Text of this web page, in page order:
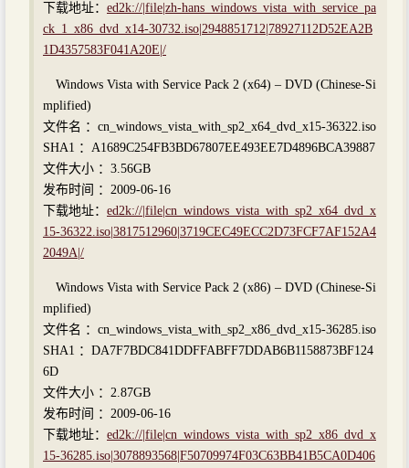
下载地址： ed2k://|file|zh-hans_windows_vista_with_service_pa
ck_1_x86_dvd_x14-30732.iso|2948851712|78927112D52EA2B
1D4357583F041A20E|/
Windows Vista with Service Pack 2 (x64) – DVD (Chinese-Si
mplified)
文件名 ：cn_windows_vista_with_sp2_x64_dvd_x15-36322.iso
SHA1 ：A1689C254FB3BD67807EE493EE7D4896BCA39887
文件大小 ：3.56GB
发布时间 ：2009-06-16
下载地址： ed2k://|file|cn_windows_vista_with_sp2_x64_dvd_x
15-36322.iso|3817512960|3719CEC49ECC2D73FCF7AF152A4
2049A|/
Windows Vista with Service Pack 2 (x86) – DVD (Chinese-Si
mplified)
文件名 ：cn_windows_vista_with_sp2_x86_dvd_x15-36285.iso
SHA1 ：DA7F7BDC841DDFFABFF7DDAB6B1158873BF124
6D
文件大小 ：2.87GB
发布时间 ：2009-06-16
下载地址： ed2k://|file|cn_windows_vista_with_sp2_x86_dvd_x
15-36285.iso|3078893568|F50709974F03C63BB41B5CA0D406